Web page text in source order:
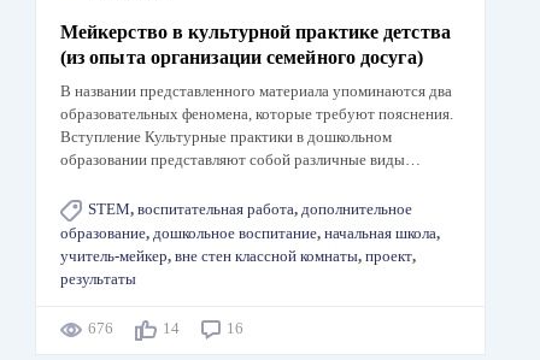
Мейкерство в культурной практике детства
(из опыта организации семейного досуга)
В названии представленного материала упоминаются два
образовательных феномена, которые требуют пояснения.
Вступление Культурные практики в дошкольном
образовании представляют собой различные виды…
STEM, воспитательная работа, дополнительное
образование, дошкольное воспитание, начальная школа,
учитель-мейкер, вне стен классной комнаты, проект,
результаты
676 14 16